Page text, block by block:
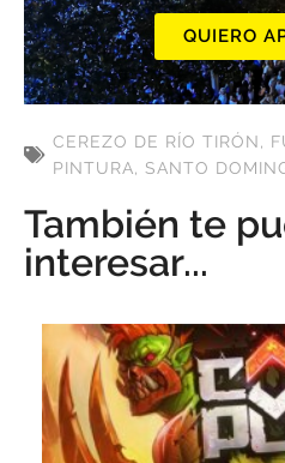
QUIERO
CEREZO DE RÍO TIRÓN,
PINTURA, SANTO
También te
interesar...